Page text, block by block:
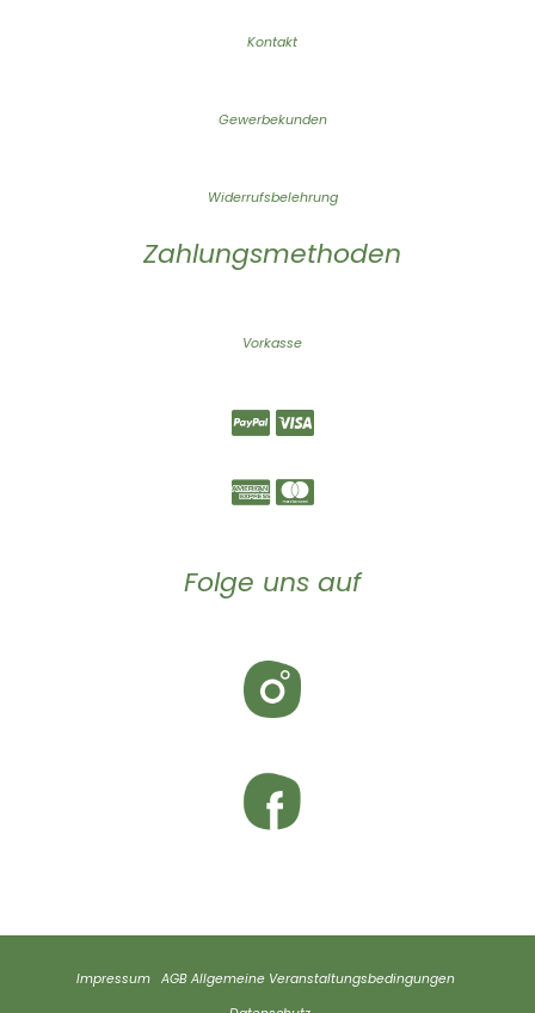
Kontakt
Gewerbekunden
Widerrufsbelehrung
Zahlungsmethoden
Vorkasse
Folge uns auf
Impressum AGB Allgemeine Veranstaltungsbedingungen